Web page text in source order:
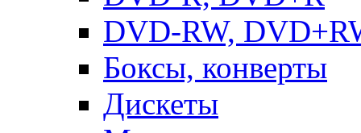
DVD-RW,
Боксы, конверты
Дискеты